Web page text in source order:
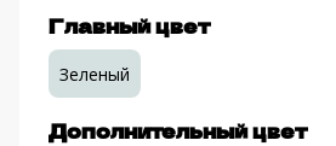
Главный цвет
Зеленый
Дополнительный цвет